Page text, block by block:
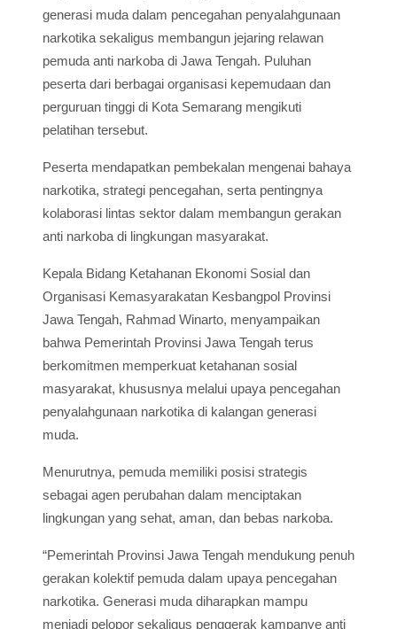
generasi muda dalam pencegahan penyalahgunaan
narkotika sekaligus membangun jejaring relawan
pemuda anti narkoba di Jawa Tengah. Puluhan
peserta dari berbagai organisasi kepemudaan dan
perguruan tinggi di Kota Semarang mengikuti
pelatihan tersebut.
Peserta mendapatkan pembekalan mengenai bahaya
narkotika, strategi pencegahan, serta pentingnya
kolaborasi lintas sektor dalam membangun gerakan
anti narkoba di lingkungan masyarakat.
Kepala Bidang Ketahanan Ekonomi Sosial dan
Organisasi Kemasyarakatan Kesbangpol Provinsi
Jawa Tengah, Rahmad Winarto, menyampaikan
bahwa Pemerintah Provinsi Jawa Tengah terus
berkomitmen memperkuat ketahanan sosial
masyarakat, khususnya melalui upaya pencegahan
penyalahgunaan narkotika di kalangan generasi
muda.
Menurutnya, pemuda memiliki posisi strategis
sebagai agen perubahan dalam menciptakan
lingkungan yang sehat, aman, dan bebas narkoba.
“Pemerintah Provinsi Jawa Tengah mendukung penuh
gerakan kolektif pemuda dalam upaya pencegahan
narkotika. Generasi muda diharapkan mampu
menjadi pelopor sekaligus penggerak kampanye anti